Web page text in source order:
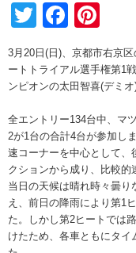
Twitter
3月20日(日)、京都市右京
ートトライアル選手権第1
ンピオンの太田智喜(デミオ
全エントリー134台中、マ
2が1台の合計4台が参加し
速コーナーを中心として、
クションから成り、比較的
当日の天候は晴れ時々曇
え、前日の降雨により第1
た。しかし第2ヒートでは
けたため、各車ともにタイ